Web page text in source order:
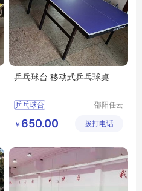
乒乓球台 移动式乒乓球桌
乒乓球台
乒乓球桌 娄底乒乓球
邵阳任云
品有限公
￥ 650.00 拨打电话